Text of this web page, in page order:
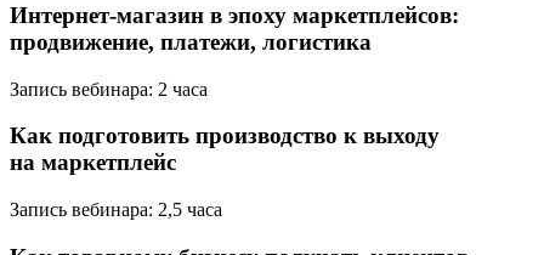
Интернет-магазин в эпоху маркетплейсов:
продвижение, платежи, логистика
Запись вебинара: 2 часа
Как подготовить производство к выходу
на маркетплейс
Запись вебинара: 2,5 часа